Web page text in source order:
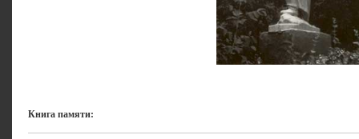
Книга памяти: